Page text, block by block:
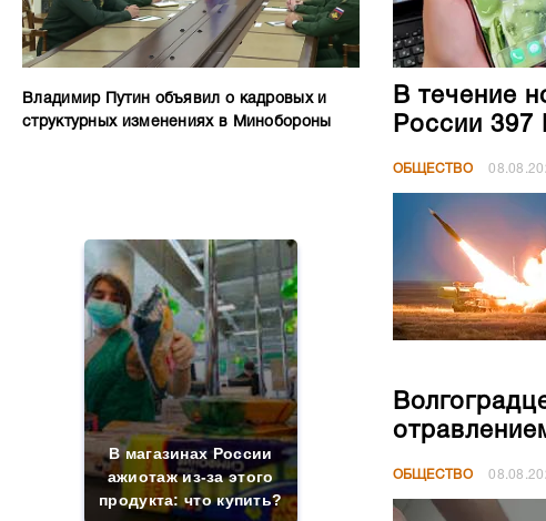
Владимир Путин объявил о кадровых и
структурных изменениях в Минобороны
В магазинах России
ажиотаж из-за этого
продукта: что купить?
В течение
России
ОБЩЕСТВО
ОБЩЕСТВО